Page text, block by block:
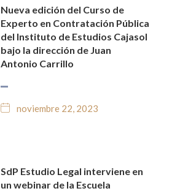
NOTICIAS Y BLOG JURÍDICO
Nueva edición del Curso de
Experto en Contratación Pública
del Instituto de Estudios Cajasol
bajo la dirección de Juan
Antonio Carrillo
noviembre 22, 2023
NOTICIAS Y BLOG JURÍDICO
SdP Estudio Legal interviene en
un webinar de la Escuela